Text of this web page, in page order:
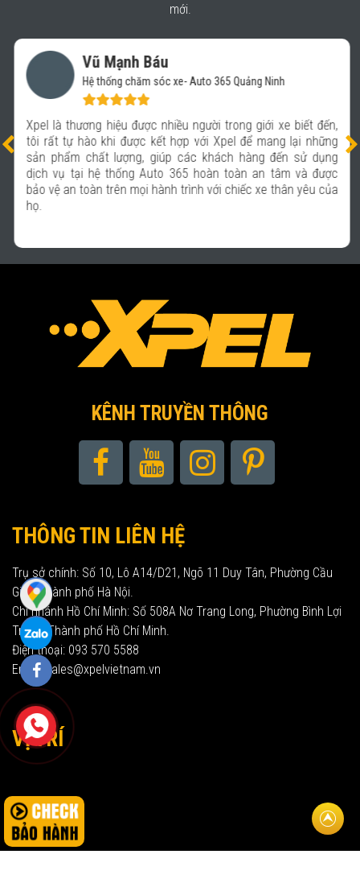
mới.
Vũ Mạnh Báu
Hệ thống chăm sóc xe- Auto 365 Quảng Ninh
Xpel là thương hiệu được nhiều người trong giới xe biết đến,
tôi rất tự hào khi được kết hợp với Xpel để mang lại những
sản phẩm chất lượng, giúp các khách hàng đến sử dụng
dịch vụ tại hệ thống Auto 365 hoàn toàn an tâm và được
bảo vệ an toàn trên mọi hành trình với chiếc xe thân yêu của
họ.
KÊNH TRUYỀN THÔNG
THÔNG TIN LIÊN HỆ
Trụ sở chính: Số 10, Lô A14/D21, Ngõ 11 Duy Tân, Phường Cầu
Giấy, Thành phố Hà Nội.
Chi nhánh Hồ Chí Minh: Số 508A Nơ Trang Long, Phường Bình Lợi
Trung, Thành phố Hồ Chí Minh.
Điện thoại: 093 570 5588
Email: sales@xpelvietnam.vn
VỊ TRÍ
Về đầu